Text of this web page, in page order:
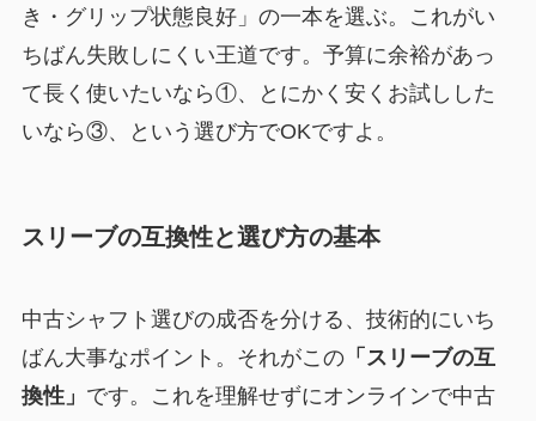
き・グリップ状態良好」の一本を選ぶ。これがい
ちばん失敗しにくい王道です。予算に余裕があっ
て長く使いたいなら①、とにかく安くお試しした
いなら③、という選び方でOKですよ。
スリーブの互換性と選び方の基本
中古シャフト選びの成否を分ける、技術的にいち
ばん大事なポイント。それがこの「スリーブの互
換性」 です。これを理解せずにオンラインで中古